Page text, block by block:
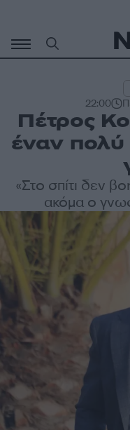
περιεχόμενο
22:00
Πέτρος
έναν
«Στο σπίτι δεν
ακόμα ο